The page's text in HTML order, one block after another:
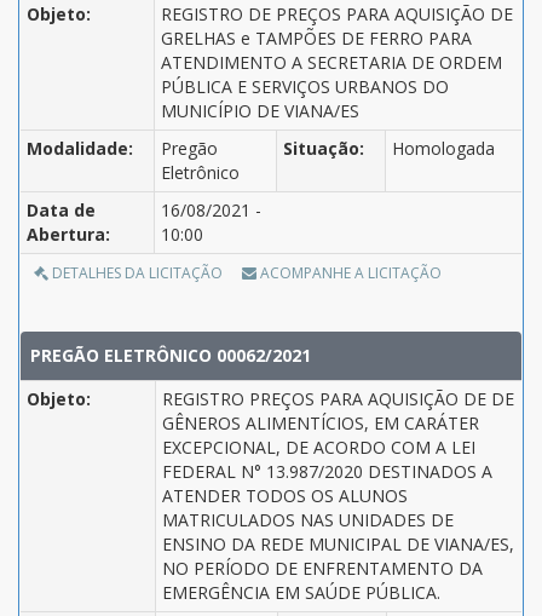
Objeto:
REGISTRO DE PREÇOS PARA AQUISIÇÃO DE
GRELHAS e TAMPÕES DE FERRO PARA
ATENDIMENTO A SECRETARIA DE ORDEM
PÚBLICA E SERVIÇOS URBANOS DO
MUNICÍPIO DE VIANA/ES
Modalidade:
Pregão
Eletrônico
Situação: Homologada
Data de
Abertura:
16/08/2021 -
10:00
DETALHES DA LICITAÇÃO ACOMPANHE A LICITAÇÃO
PREGÃO ELETRÔNICO 00062/2021
Objeto:
REGISTRO PREÇOS PARA AQUISIÇÃO DE DE
GÊNEROS ALIMENTÍCIOS, EM CARÁTER
EXCEPCIONAL, DE ACORDO COM A LEI
FEDERAL N° 13.987/2020 DESTINADOS A
ATENDER TODOS OS ALUNOS
MATRICULADOS NAS UNIDADES DE
ENSINO DA REDE MUNICIPAL DE VIANA/ES,
NO PERÍODO DE ENFRENTAMENTO DA
EMERGÊNCIA EM SAÚDE PÚBLICA.